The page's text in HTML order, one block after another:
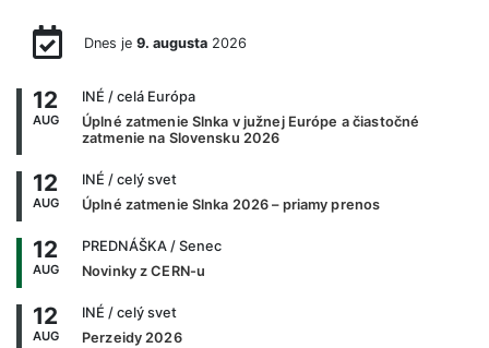
Dnes je 9. augusta2026
12
AUG
INÉ / celá Európa
Úplné zatmenie Slnka v južnej Európe a čiastočné
zatmenie na Slovensku 2026
12
AUG
INÉ / celý svet
Úplné zatmenie Slnka 2026 – priamy prenos
12
AUG
PREDNÁŠKA / Senec
Novinky z CERN-u
12
AUG
INÉ / celý svet
Perzeidy 2026